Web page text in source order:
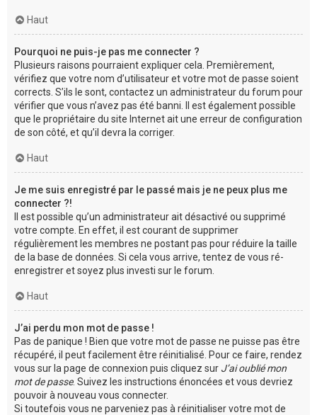
Haut
Pourquoi ne puis-je pas me connecter ?
Plusieurs raisons pourraient expliquer cela. Premièrement,
vérifiez que votre nom d’utilisateur et votre mot de passe soient
corrects. S’ils le sont, contactez un administrateur du forum pour
vérifier que vous n’avez pas été banni. Il est également possible
que le propriétaire du site Internet ait une erreur de configuration
de son côté, et qu’il devra la corriger.
Haut
Je me suis enregistré par le passé mais je ne peux plus me
connecter ?!
Il est possible qu’un administrateur ait désactivé ou supprimé
votre compte. En effet, il est courant de supprimer
régulièrement les membres ne postant pas pour réduire la taille
de la base de données. Si cela vous arrive, tentez de vous ré-
enregistrer et soyez plus investi sur le forum.
Haut
J’ai perdu mon mot de passe !
Pas de panique ! Bien que votre mot de passe ne puisse pas être
récupéré, il peut facilement être réinitialisé. Pour ce faire, rendez
vous sur la page de connexion puis cliquez sur J’ai oublié mon
mot de passe. Suivez les instructions énoncées et vous devriez
pouvoir à nouveau vous connecter.
Si toutefois vous ne parveniez pas à réinitialiser votre mot de